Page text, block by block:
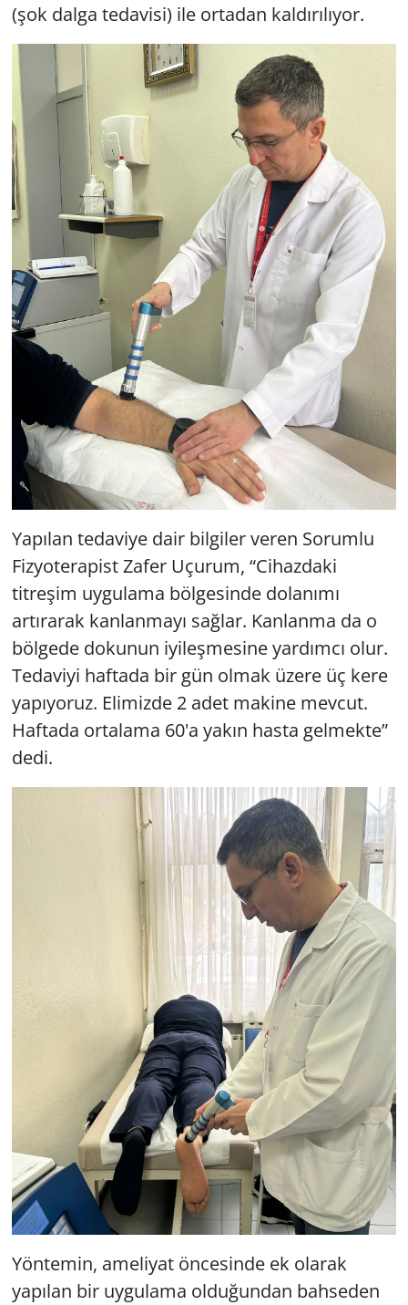
(şok dalga tedavisi) ile ortadan kaldırılıyor.
Yapılan tedaviye dair bilgiler veren Sorumlu
Fizyoterapist Zafer Uçurum, “Cihazdaki
titreşim uygulama bölgesinde dolanımı
artırarak kanlanmayı sağlar. Kanlanma da o
bölgede dokunun iyileşmesine yardımcı olur.
Tedaviyi haftada bir gün olmak üzere üç kere
yapıyoruz. Elimizde 2 adet makine mevcut.
Haftada ortalama 60'a yakın hasta gelmekte”
dedi.
Yöntemin, ameliyat öncesinde ek olarak
yapılan bir uygulama olduğundan bahseden